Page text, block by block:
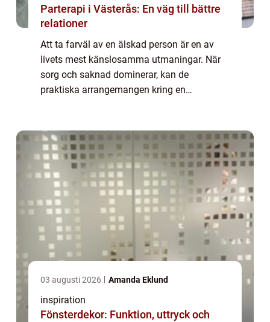
Parterapi i Västerås: En väg till bättre
relationer
Att ta farväl av en älskad person är en av
livets mest känslosamma utmaningar. När
sorg och saknad dominerar, kan de
praktiska arrangemangen kring en
03 augusti 2026 Amanda Eklund
inspiration
Fönsterdekor: Funktion, uttryck och